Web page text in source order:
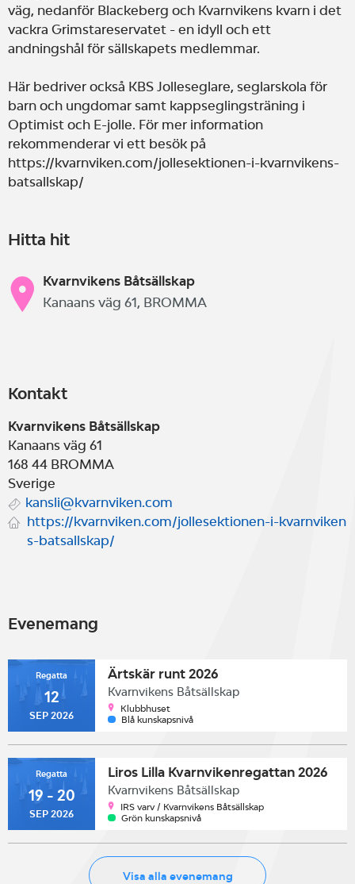
väg, nedanför Blackeberg och Kvarnvikens kvarn i det
vackra Grimstareservatet - en idyll och ett
andningshål för sällskapets medlemmar.
Här bedriver också KBS Jolleseglare, seglarskola för
barn och ungdomar samt kappseglingsträning i
Optimist och E-jolle. För mer information
rekommenderar vi ett besök på
https://kvarnviken.com/jollesektionen-i-kvarnvikens-
batsallskap/
Hitta hit
Kvarnvikens Båtsällskap
Kanaans väg 61, BROMMA
Kontakt
Kvarnvikens Båtsällskap
Kanaans väg 61
168 44 BROMMA
Sverige
kansli@kvarnviken.com
https://kvarnviken.com/jollesektionen-i-kvarnviken
s-batsallskap/
Evenemang
Regatta
12
SEP 2026
Ärtskär runt 2026
Kvarnvikens Båtsällskap
Klubbhuset
Blå kunskapsnivå
Regatta
19 - 20
SEP 2026
Liros Lilla Kvarnvikenregattan 2026
Kvarnvikens Båtsällskap
IRS varv / Kvarnvikens Båtsällskap
Grön kunskapsnivå
Visa alla evenemang